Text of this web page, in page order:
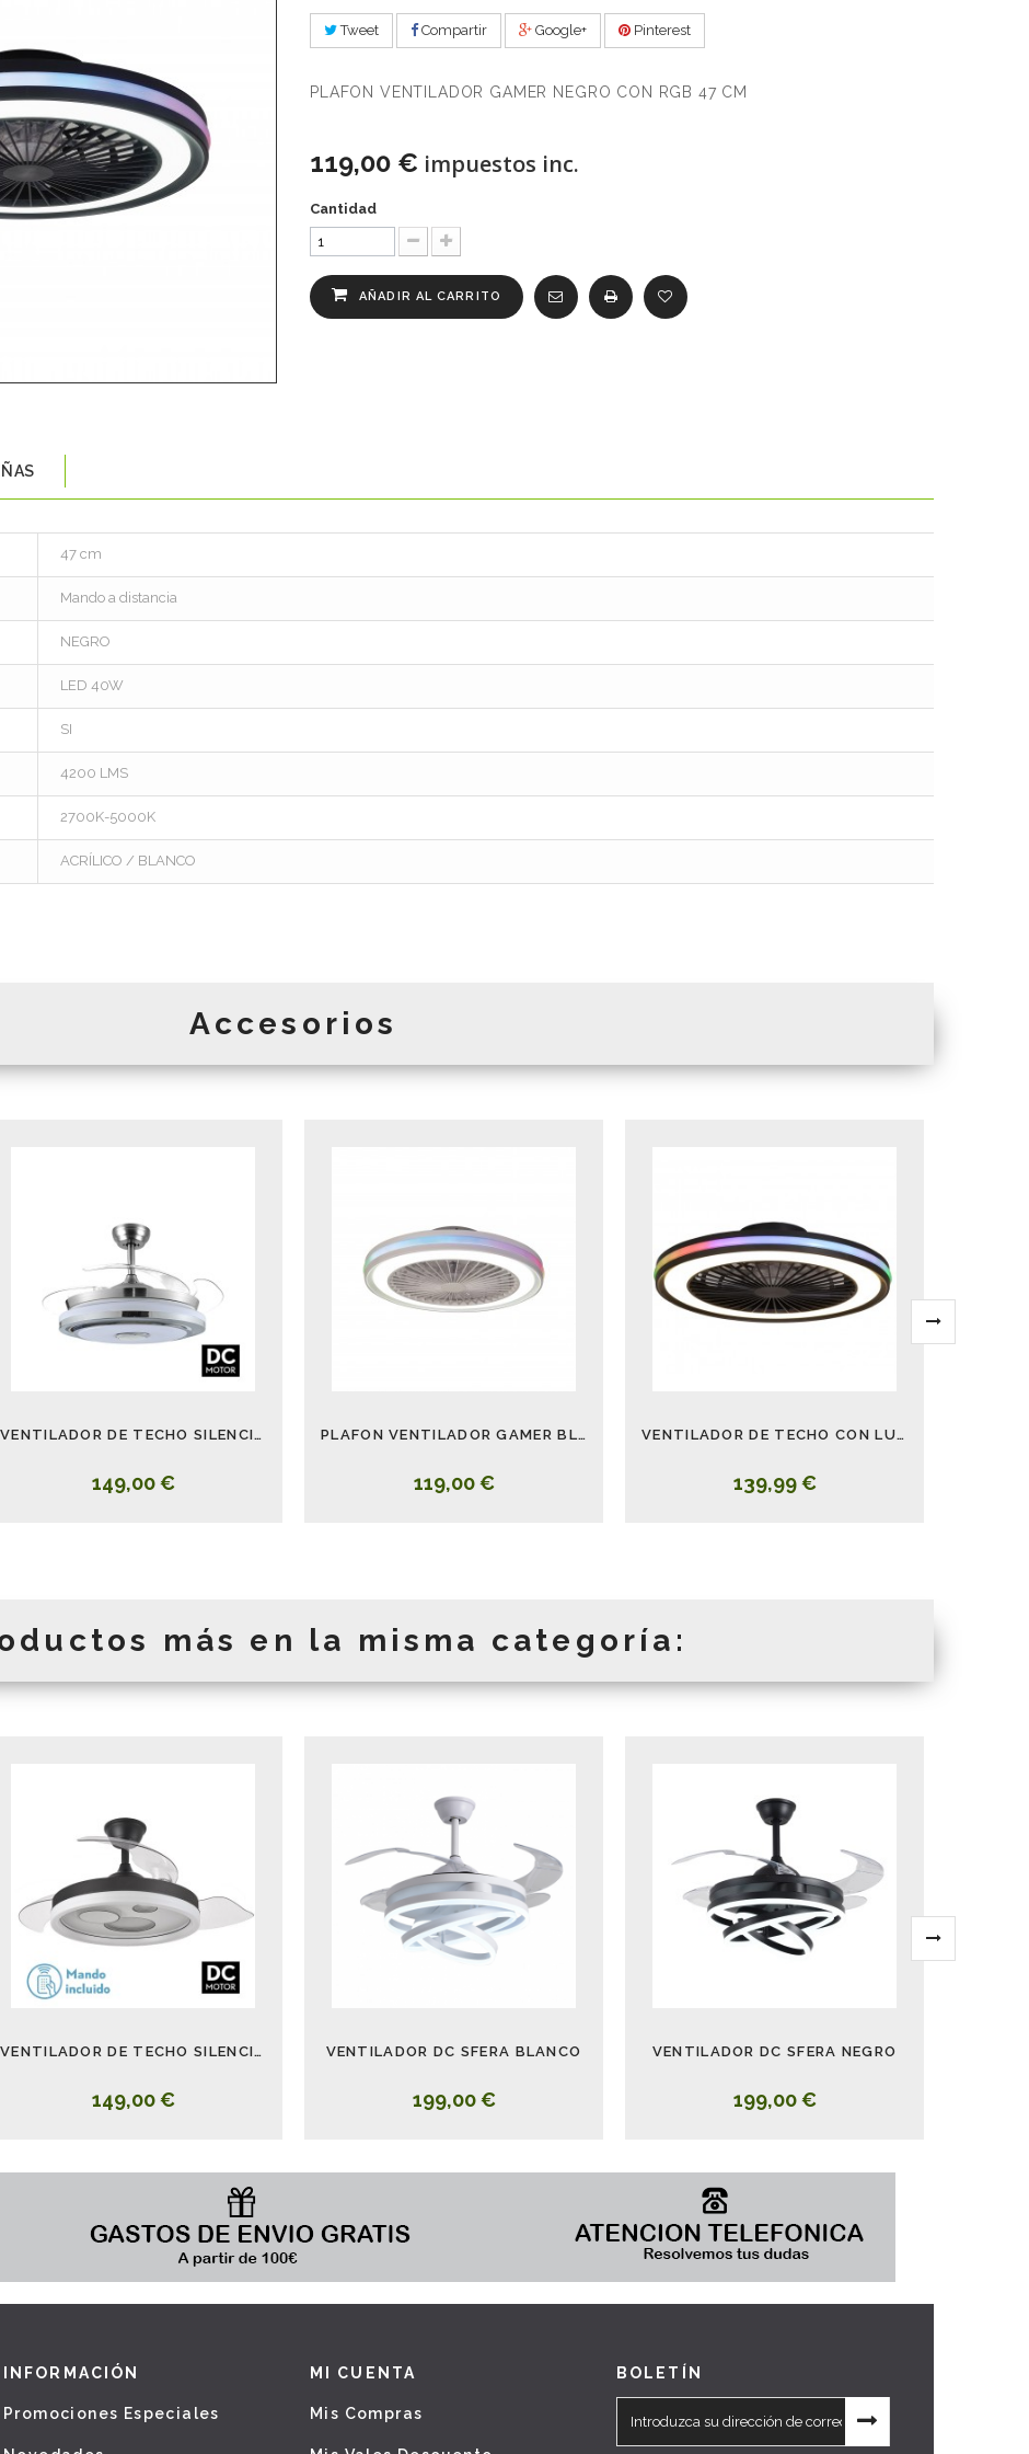
Tweet Compartir Google+ Pinterest
PLAFON VENTILADOR GAMER NEGRO CON RGB 47 CM
119,00 € impuestos inc.
Cantidad
AÑADIR AL CARRITO
47 cm
Mando a distancia
NEGRO
LED 40W
SI
4200 LMS
2700K-5000K
ACRÍLICO / BLANCO
Accesorios
VENTILADOR DE TECHO SILENCIOS SOLANO 72 W ALTAVOZ Y LUCES DE COLORES
149,00 €
PLAFON VENTILADOR GAMER BLANCO 47 CM CON RGB
119,00 €
VENTILADOR DE TECHO CON LUCES DE COLORES GAMER 56 CM NEGRO
139,99 €
más en la misma categoría:
VENTILADOR DE TECHO SILENCIOSO CON LUZ NEGRO BLANCO TURIA
149,00 €
VENTILADOR DC SFERA BLANCO
199,00 €
VENTILADOR DC SFERA NEGRO
199,00 €
INFORMACIÓN
Promociones Especiales
MI CUENTA
Mis Compras
BOLETÍN